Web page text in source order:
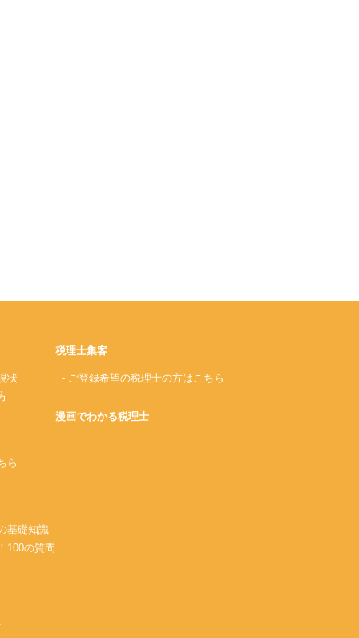
状
ら
基礎知識
100の質問
税理士集客
- ご登録希望の税理士の方はこちら
漫画でわかる税理士